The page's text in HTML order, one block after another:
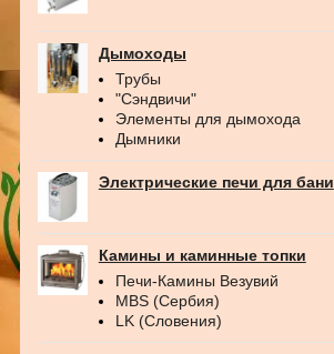
Дымоходы
Трубы
"Сэндвичи"
Элементы для дымохода
Дымники
Электрические печи для бани
Камины и каминные топки
Печи-Камины Везувий
MBS (Сербия)
LK (Словения)